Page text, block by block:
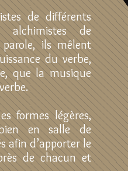
de différents
de
parole, ils mêlent
du verbe,
que la musique
formes légères,
en salle de
afin d’apporter le
de chacun et